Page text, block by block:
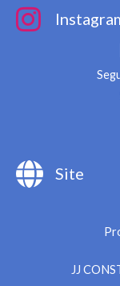
Site
JJ